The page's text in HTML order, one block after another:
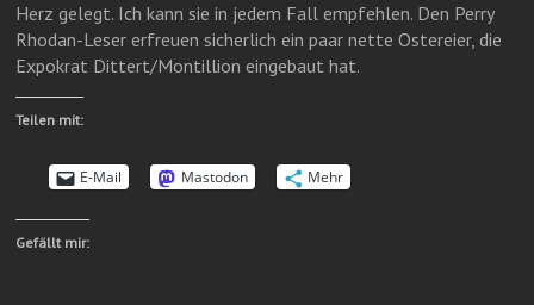
Herz gelegt. Ich kann sie in jedem Fall empfehlen. Den Perry
Rhodan-Leser erfreuen sicherlich ein paar nette Ostereier, die
Expokrat Dittert/Montillion eingebaut hat.
Teilen mit:
E-Mail Mastodon Mehr
Gefällt mir: